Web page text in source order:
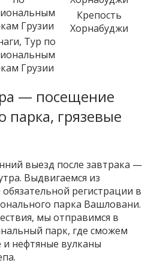
Тур по
Грузии
Крепость
Хорнабуджи
— посещение
парка, грязевые
выезд после завтрака —
Выдвигаемся из
регистрации в
парка Вашловани.
мы отправимся в
парк, где сможем
и нефтяные вулканы